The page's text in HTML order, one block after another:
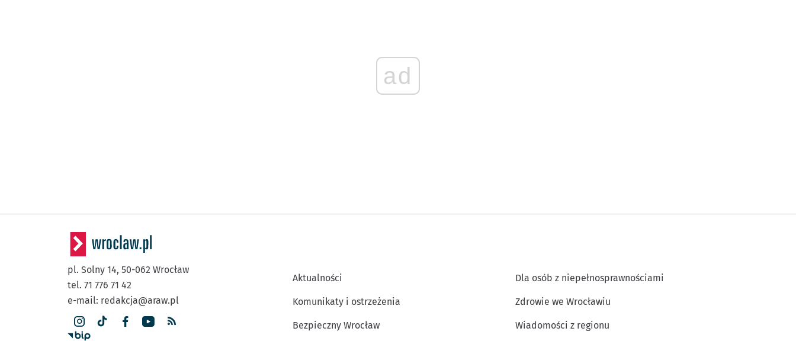
ad
pl. Solny 14, 50-062 Wrocław
tel. 71 776 71 42
e-mail: redakcja@araw.pl
Aktualności
Komunikaty i ostrzeżenia
Bezpieczny Wrocław
Dla osób z niepełnosprawnościami
Zdrowie we Wrocławiu
Wiadomości z regionu